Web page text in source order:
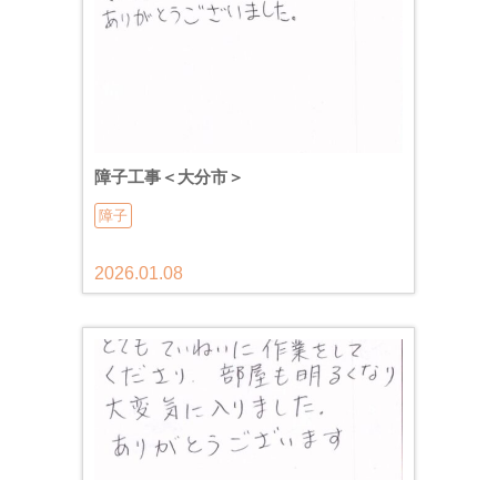
障子工事＜大分市＞
障子
2026.01.08